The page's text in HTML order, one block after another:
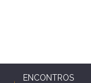
ENCONTROS